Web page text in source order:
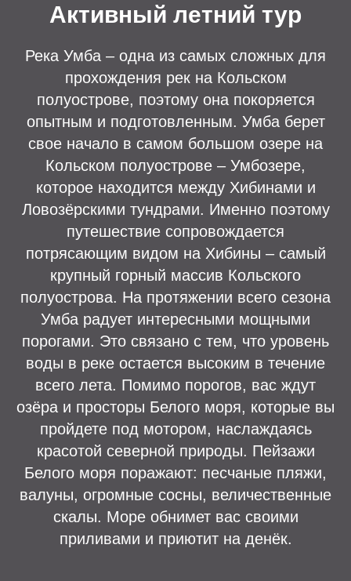
Активный летний тур
Река Умба ‒ одна из самых сложных для
прохождения рек на Кольском
полуострове, поэтому она покоряется
опытным и подготовленным. Умба берет
свое начало в самом большом озере на
Кольском полуострове ‒ Умбозере,
которое находится между Хибинами и
Ловозёрскими тундрами. Именно поэтому
путешествие сопровождается
потрясающим видом на Хибины ‒ самый
крупный горный массив Кольского
полуострова. На протяжении всего сезона
Умба радует интересными мощными
порогами. Это связано с тем, что уровень
воды в реке остается высоким в течение
всего лета. Помимо порогов, вас ждут
озёра и просторы Белого моря, которые вы
пройдете под мотором, наслаждаясь
красотой северной природы. Пейзажи
Белого моря поражают: песчаные пляжи,
валуны, огромные сосны, величественные
скалы. Море обнимет вас своими
приливами и приютит на денёк.